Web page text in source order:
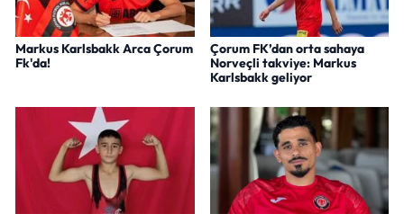
Markus Karlsbakk Arca Çorum
Fk'da!
Çorum FK’dan orta sahaya
Norveçli takviye: Markus
Karlsbakk geliyor